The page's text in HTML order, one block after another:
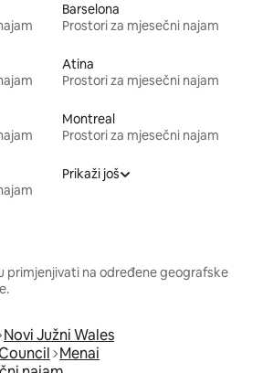
Barselona
Prostori za mjesečni najam
Atina
Prostori za mjesečni najam
Montreal
Prostori za mjesečni najam
Prikaži još
primjenjivati na određene geografske
Novi Južni Wales
Menai